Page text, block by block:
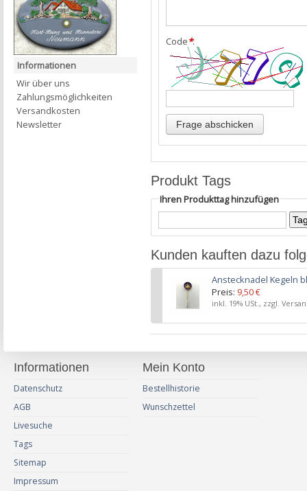
Code*:
Produkt Tags
Ihren Produkttag hinzufügen
Kunden kauften dazu
Anstecknadel Kegeln
Preis: 9,50 €
inkl. 19% USt., zzgl.
Informationen
Wir über uns
Zahlungsmöglichkeiten
Versandkosten
Newsletter
Informationen
Datenschutz
AGB
Livesuche
Tags
Sitemap
Impressum
Mein Konto
Bestellhistorie
Wunschzettel